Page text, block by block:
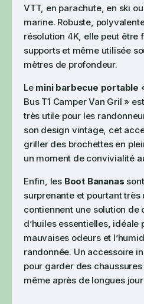
VTT, en parachute, en ski
marine. Robuste,
résolution 4K, elle peut être
supports et même utilisée
mètres de profondeur.
Le mini barbecue portable
Bus T1 Camper Van Gril »
très utile pour les
son design vintage, cet
griller des brochettes en
un moment de convivialité
Enfin, les Boot Bananas
surprenante et pourtant très
contiennent une solution de
d’huiles essentielles, idéale
mauvaises odeurs et
randonnée. Un accessoire
pour garder des
même après de longues